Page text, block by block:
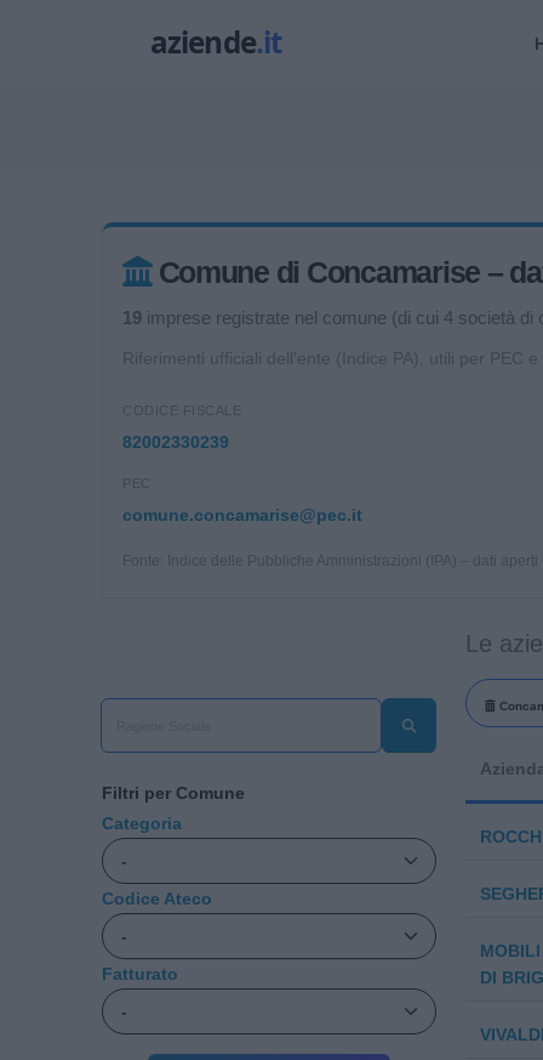
Comune di Concamarise –
19 imprese registrate nel comune (di cui 4 società di
Riferimenti ufficiali dell'ente (Indice PA), utili per PEC
CODICE FISCALE
82002330239
PEC
comune.concamarise@pec.it
Fonte: Indice delle Pubbliche Amministrazioni (IPA) – dati aperti
Filtri per Comune
Categoria
Codice Ateco
Fatturato
Le
DI